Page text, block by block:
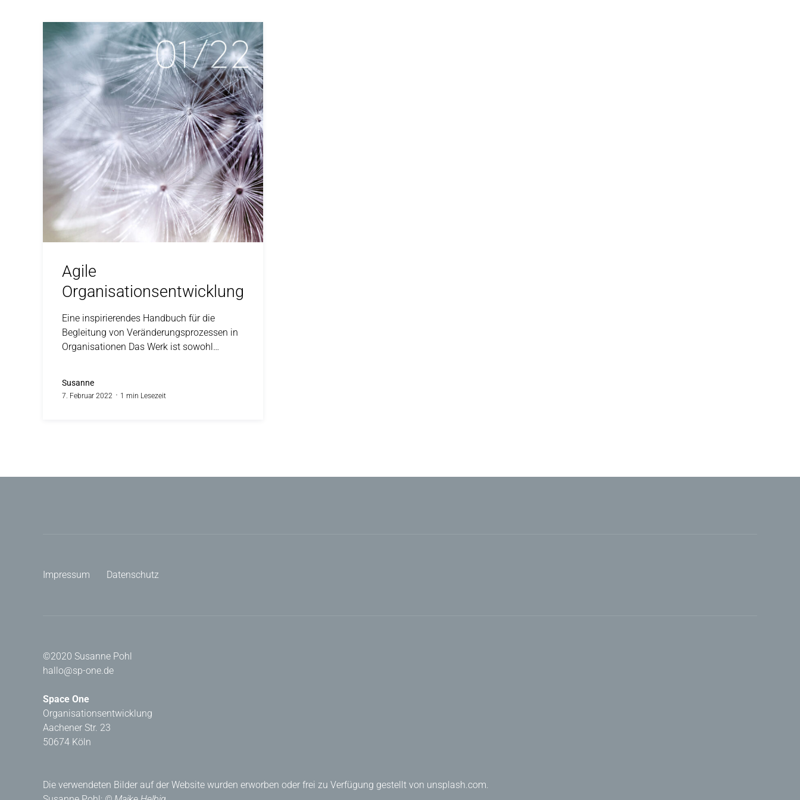
Agile
Organisationsentwicklung
Eine inspirierendes Handbuch für die
Begleitung von Veränderungsprozessen in
Organisationen Das Werk ist sowohl…
Susanne
7. Februar 2022 1 min Lesezeit
Impressum Datenschutz
©2020 Susanne Pohl
hallo@sp-one.de
Space One
Organisationsentwicklung
Aachener Str. 23
50674 Köln
Die verwendeten Bilder auf der Website wurden erworben oder frei zu Verfügung gestellt von unsplash.com.